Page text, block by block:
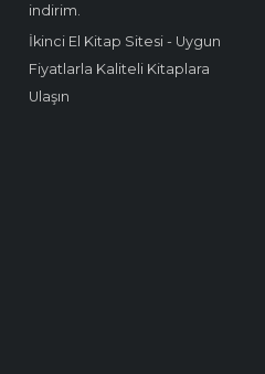
indirim.
İkinci El Kitap Sitesi - Uygun
Fiyatlarla Kaliteli Kitaplara
Ulaşın